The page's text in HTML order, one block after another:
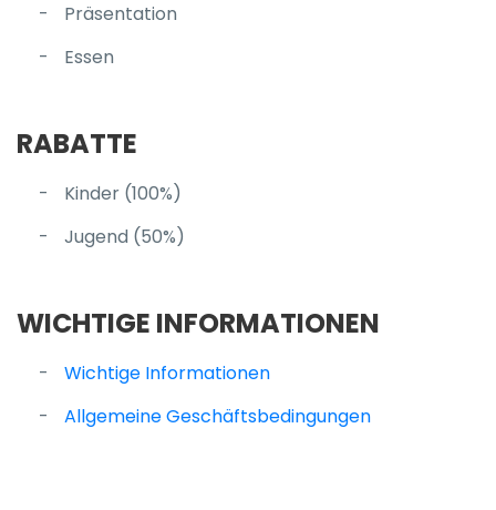
Präsentation
Essen
RABATTE
Kinder (100%)
Jugend (50%)
WICHTIGE INFORMATIONEN
Wichtige Informationen
Allgemeine Geschäftsbedingungen